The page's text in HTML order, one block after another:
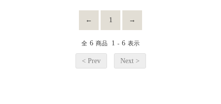
← 1 →
全 6 商品 1 - 6 表示
< Prev Next >